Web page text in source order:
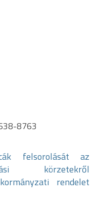
8763
felsorolását az
körzetekről
rendelet